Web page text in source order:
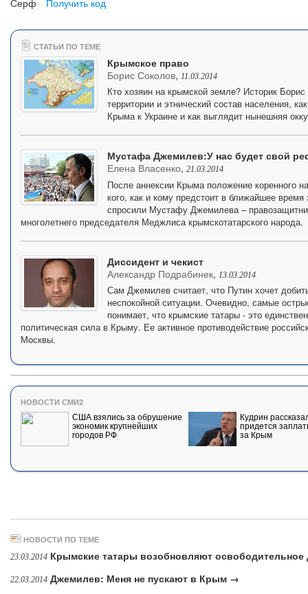
Серф
Получить код
СТАТЬИ ПО ТЕМЕ
Крымское право
Борис Соколов, 11.03.2014
Кто хозяин на крымской земле? Историк
территории и этнический состав населения,
Крыма к Украине и как выглядит нынешняя
Мустафа Джемилев:У нас будет свой
Елена Власенко, 21.03.2014
После аннексии Крыма положение коренного
кого, как и кому предстоит в ближайшее
спросили Мустафу Джемилева –
многолетнего председателя Меджлиса крымскотатарского народа.
Диссидент и чекист
Александр Подрабинек, 13.03.2014
Сам Джемилев считает, что Путин хочет
неспокойной ситуации. Очевидно, самые
понимает, что крымские татары - это
политическая сила в Крыму. Ее активное противодействие
Москвы.
НОВОСТИ СМИ2
США взялись за обрушение
экономик крупнейших
городов РФ
Кудрин
придется
за Крым
НОВОСТИ ПО ТЕМЕ
23.03.2014 Крымские татары возобновляют
22.03.2014 Джемилев: Меня не пускают в Крым →